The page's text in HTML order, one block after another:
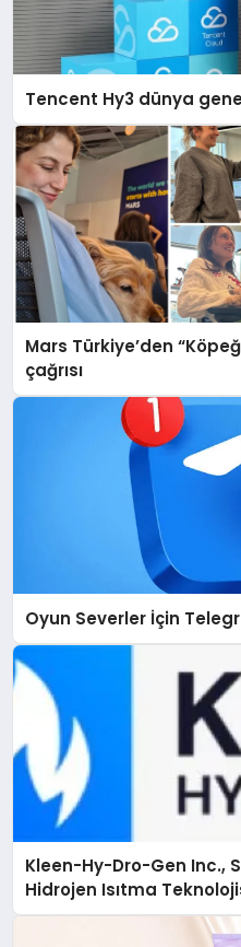
Tencent Hy3 dünya
Mars Türkiye’den
çağrısı
Oyun Severler İçin
Kleen-Hy-Dro-Gen Inc.,
Hidrojen Isıtma
Düzenleyici Onaylarını